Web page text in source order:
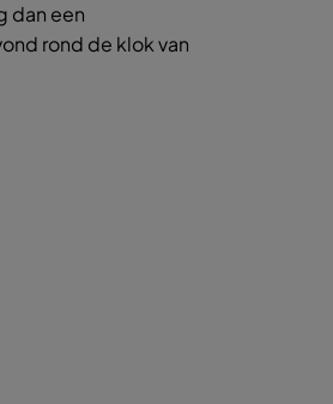
dan een
rond de klok van